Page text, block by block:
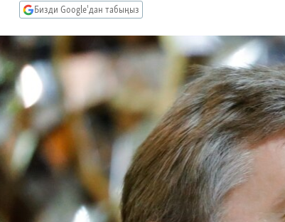
Бизди Google'дан табыңыз